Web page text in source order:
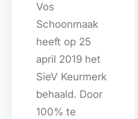
Vos
Schoonmaak
heeft op 25
april 2019 het
SieV Keurmerk
behaald. Door
100% te